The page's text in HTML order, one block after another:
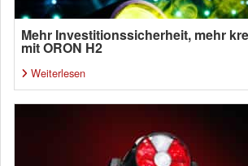
Mehr Investitionssicherheit, mehr
mit ORON H2
Weiterlesen